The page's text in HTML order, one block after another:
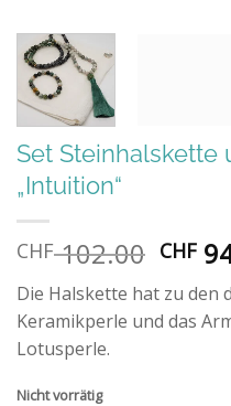
Set Steinhalskette
„Intuition“
CHF102.00
Preis
war:
CHF
CHF
Die Halskette hat zu den
Keramikperle und das
Lotusperle.
Nicht vorrätig